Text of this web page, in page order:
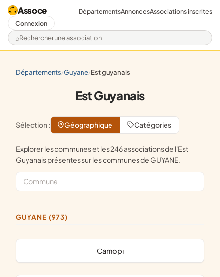
Assoce
Rechercher une association
DépartementsAnnoncesAssociations inscrites
Connexion
départements/ guyane/ est guyanais
Est Guyanais
Sélection : Géographique Catégories
Explorer les communes et les 246 associations de l'Est
Guyanais présentes sur les communes de GUYANE.
GUYANE (973)
Camopi